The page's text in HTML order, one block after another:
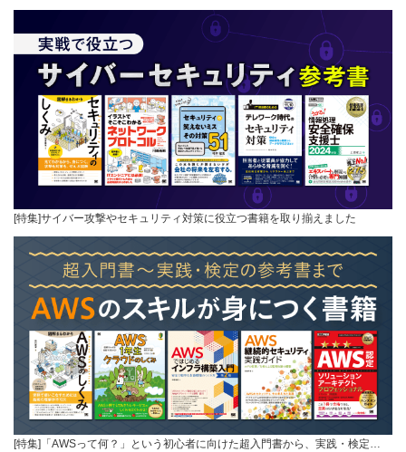
[特集]サイバー攻撃やセキュリティ対策に役立つ書籍を取り揃えました
[特集]「AWSって何？」という初心者に向けた超入門書から、実践・検定…